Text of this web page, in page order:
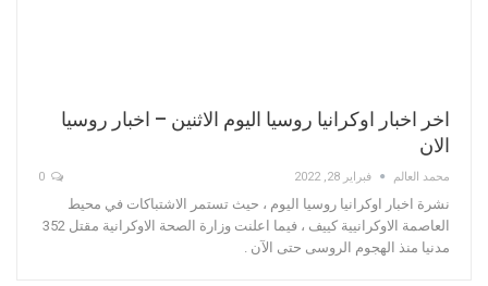
اخر اخبار اوكرانيا روسيا اليوم الاثنين – اخبار روسيا
الان
محمد العالم فبراير 28, 2022
نشرة اخبار اوكرانيا روسيا اليوم ، حيث تستمر الاشتباكات في محيط
العاصمة الاوكرانيية كييف ، فيما اعلنت وزارة الصحة الاوكرانية مقتل 352
مدنيا منذ الهجوم الروسى حتى الآن .